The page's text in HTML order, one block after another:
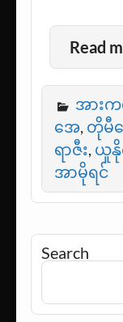
Read
အားက
အေ, တိုမီန
ရာဇီး, ယူ
အာမိုရင်
Search